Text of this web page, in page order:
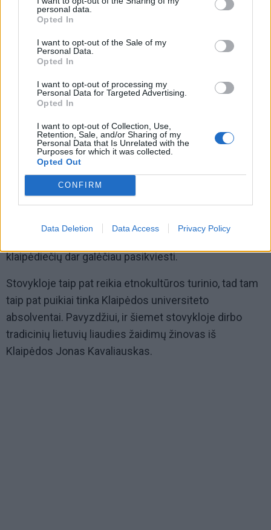
personal data.
Opted In
I want to opt-out of the Sale of my
Personal Data.
Opted In
I want to opt-out of processing my
Personal Data for Targeted Advertising.
Opted In
I want to opt-out of Collection, Use,
Retention, Sale, and/or Sharing of my
Personal Data that Is Unrelated with the
Purposes for which it was collected.
Opted Out
CONFIRM
Data Deletion Data Access Privacy Policy
Žinau ne vieną tokį, Klaipėdos universitete baigusį
lietuvių kalbos ir režisūros studijas. Taigi kviečiausi į
stovyklą studijų laikų draugę klaipėdietę Viliją
klaipėdiečių dar galėčiau pasikviesti.
Stovykloje taip pat reikia etnokultūros turinio, tad tam
taip pat puikiai tinka Klaipėdos universiteto
absolventai. Pavyzdžiui, ir šiemet stovykloje dirbo
tradicinių lietuvių liaudies žaidimų žinovas iš
Klaipėdos Jonas Kavaliauskas.